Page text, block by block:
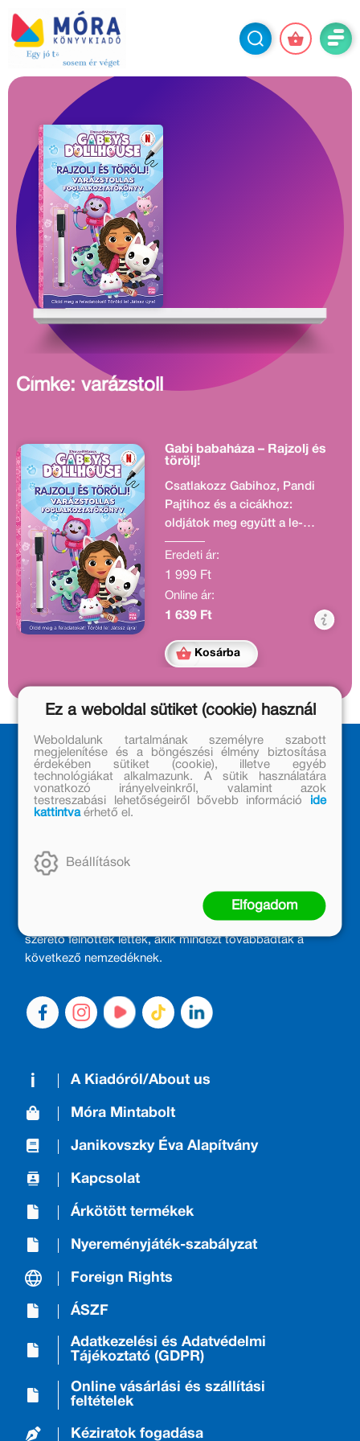
Címke: varázstoll
Gabi babaháza – Rajzolj és
törölj!
Csatlakozz Gabihoz, Pandi
Pajtihoz és a cicákhoz:
oldjátok meg együtt a le-
nyau-göző feladatokat!
Használd a varázstollat, és
találd meg a különbségeket,
juss át a labirintuson, oldd
meg a fejtörőket! Ne feledd,
oldalakat, és újrakezdheted a
Eredeti ár:
1 999 Ft
Online ár:
1 639 Ft
Kosárba
MÓRA KÖNYVKIADÓ – 1950 ÓTA
CSALÁDTAG
Kiadónk generációkat ajándékozott és ajándékoz meg az
olvasás örömével, olvasni szerető gyerekekből olvasni
szerető felnőttek lettek, akik mindezt továbbadták a
következő nemzedéknek.
A Kiadóról/About us
Móra Mintabolt
Janikovszky Éva Alapítvány
Kapcsolat
Árkötött termékek
Nyereményjáték-szabályzat
Foreign Rights
ÁSZF
Adatkezelési és Adatvédelmi
Tájékoztató (GDPR)
Online vásárlási és szállítási
feltételek
Kéziratok fogadása
Ez a weboldal sütiket (cookie) használ
Weboldalunk tartalmának személyre szabott
megjelenítése és a böngészési élmény biztosítása
érdekében sütiket (cookie), illetve egyéb
technológiákat alkalmazunk. A sütik használatára
vonatkozó irányelveinkről, valamint azok
testreszabási lehetőségeiről bővebb információ
ide
kattintvaérhető el.
Beállítások
Elfogadom